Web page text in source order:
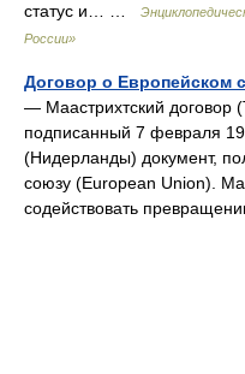
статус и… …
России»
Договор о Европейском
— Маастрихтский договор
подписанный 7 февраля
(Нидерланды) документ,
союзу (European Union).
содействовать